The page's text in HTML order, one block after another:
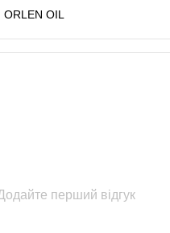
ORLEN OIL
перший відгук